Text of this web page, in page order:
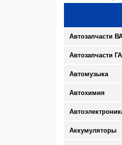
Автозапчасти
Автозапчасти
Автомузыка
Автохимия
Аккумуляторы